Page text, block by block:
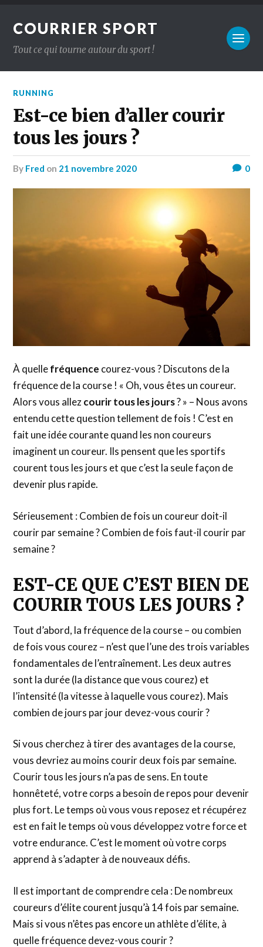
COURRIER SPORT
Tout ce qui tourne autour du sport !
RUNNING
Est-ce bien d’aller courir
tous les jours ?
by Fred on 21 novembre 2020 0
À quellefréquence courez-vous ? Discutons de la
fréquence de la course ! « Oh, vous êtes un coureur.
Alors vous allezcourir tous les jours? » – Nous avons
entendu cette question tellement de fois ! C’est en
fait une idée courante quand les non coureurs
imaginent un coureur. Ils pensent que les sportifs
courent tous les jours et que c’est la seule façon de
devenir plus rapide.
Sérieusement : Combien de fois un coureur doit-il
courir par semaine ? Combien de fois faut-il courir par
semaine ?
EST-CE QUE C’EST BIEN DE
COURIR TOUS LES JOURS ?
Tout d’abord, la fréquence de la course – ou combien
de fois vous courez – n’est que l’une des trois variables
fondamentales de l’entraînement. Les deux autres
sont la durée (la distance que vous courez) et
l’intensité (la vitesse à laquelle vous courez). Mais
combien de jours par jour devez-vous courir ?
Si vous cherchez à tirer des avantages de la course,
vous devriez au moins courir deux fois par semaine.
Courir tous les jours n’a pas de sens. En toute
honnêteté, votre corps a besoin de repos pour devenir
plus fort. Le temps où vous vous reposez et récupérez
est en fait le temps où vous développez votre force et
votre endurance. C’est le moment où votre corps
apprend à s’adapter à de nouveaux défis.
Il est important de comprendre cela : De nombreux
coureurs d’élite courent jusqu’à 14 fois par semaine.
Mais si vous n’êtes pas encore un athlète d’élite, à
quelle fréquence devez-vous courir ?